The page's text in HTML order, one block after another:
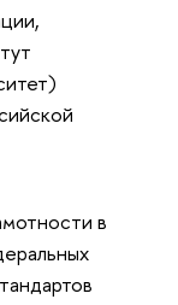
,
в